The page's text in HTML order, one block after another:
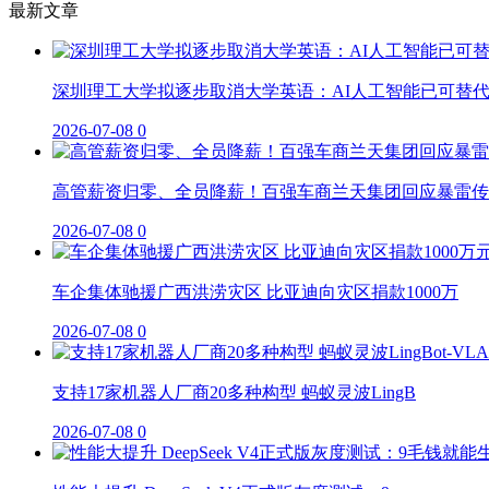
最新文章
深圳理工大学拟逐步取消大学英语：AI人工智能已可替代
2026-07-08 0
高管薪资归零、全员降薪！百强车商兰天集团回应暴雷
2026-07-08 0
车企集体驰援广西洪涝灾区 比亚迪向灾区捐款1000万
2026-07-08 0
支持17家机器人厂商20多种构型 蚂蚁灵波LingB
2026-07-08 0